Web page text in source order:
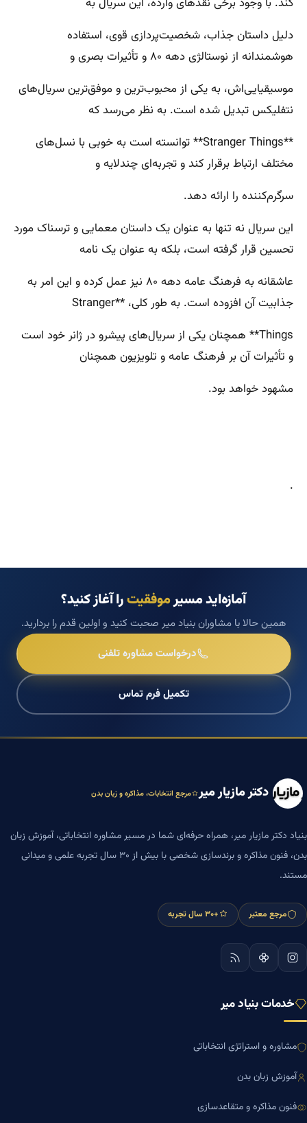
دلیل داستان جذاب، شخصیت‌پردازی قوی، استفاده
هوشمندانه از نوستالژی دهه ۸۰ و تأثیرات بصری و
موسیقیایی‌اش، به یکی از محبوب‌ترین و موفق‌ترین سریال‌های
نتفلیکس تبدیل شده است. به نظر می‌رسد که
**Stranger Things** توانسته است به خوبی با نسل‌های
مختلف ارتباط برقرار کند و تجربه‌ای چندلایه و
سرگرم‌کننده را ارائه دهد.
این سریال نه تنها به عنوان یک داستان معمایی و ترسناک مورد
تحسین قرار گرفته است، بلکه به عنوان یک نامه
عاشقانه به فرهنگ عامه دهه ۸۰ نیز عمل کرده و این امر به
جذابیت آن افزوده است. به طور کلی، **Stranger
Things** همچنان یکی از سریال‌های پیشرو در ژانر خود است
و تأثیرات آن بر فرهنگ عامه و تلویزیون همچنان
مشهود خواهد بود.
.
آمازه‌اید مسیرموفقیترا آغاز کنید؟
همین حالا با مشاوران بنیاد میر صحبت کنید و اولین قدم را بردارید.
درخواست مشاوره تلفنی
تکمیل فرم تماس
دکتر مازیار میر مرجع انتخابات، مذاکره و زبان بدن
بنیاد دکتر مازیار میر، همراه حرفه‌ای شما در مسیر مشاوره انتخاباتی، آموزش زبان
بدن، فنون مذاکره و برندسازی شخصی با بیش از ۳۰ سال تجربه علمی و میدانی
مستند.
مرجع معتبر +۳۰ سال تجربه
خدمات بنیاد میر
مشاوره و استراتژی انتخاباتی
آموزش زبان بدن
فنون مذاکره و متقاعدسازی